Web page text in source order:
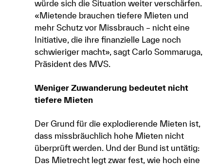
würde sich die Situation weiter verschärfen.
«Mietende brauchen tiefere Mieten und
mehr Schutz vor Missbrauch – nicht eine
Initiative, die ihre finanzielle Lage noch
schwieriger macht», sagt Carlo Sommaruga,
Präsident des MVS
Weniger Zuwanderung bedeutet nicht
tiefere Mieten
Der Grund für die explodierende Mieten ist,
dass missbräuchlich hohe Mieten nicht
überprüft werden. Und der Bund ist untätig:
Das Mietrecht legt zwar fest, wie hoch eine